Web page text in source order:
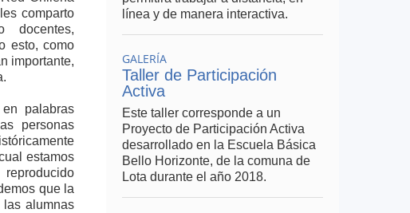
comparto
docentes,
esto, como
importante,
palabras
personas
estamos
que la
alumnas
línea y de manera interactiva.
GALERÍA
Taller de Participación
Activa
Este taller corresponde a un
Proyecto de Participación Activa
desarrollado en la Escuela Básica
Bello Horizonte, de la comuna de
Lota durante el año 2018.